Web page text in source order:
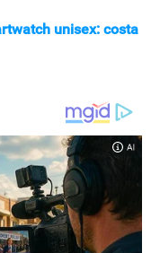
unisex: costa